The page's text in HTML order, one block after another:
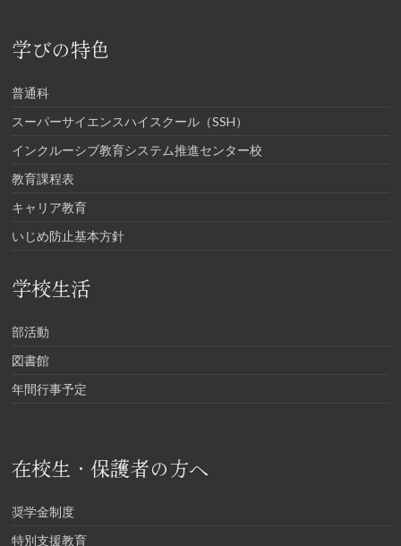
学びの特色
普通科
スーパーサイエンスハイスクール（SSH）
インクルーシブ教育システム推進センター校
教育課程表
キャリア教育
いじめ防止基本方針
学校生活
部活動
図書館
年間行事予定
在校生・保護者の方へ
奨学金制度
特別支援教育